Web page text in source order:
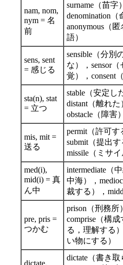
nam, nom,
nym = 名
前
surname（苗字
denomination（
anonymous（
語）
sens, sent
= 感じる
sensible（分別
な），sensor
覚），consent
sta(n), stat
= 立つ
stable（安定し
distant（離れた
obstacle（障害）
mis, mit =
送る
permit（許可す
submit（提出
missile（ミサイ
med(i),
mid(i) = 真
ん中
intermediate（
中海），
裁する），
pre, pris =
つかむ
prison（刑務所
comprise（構成
る，理解する
い物にする）
dictate,
dictate（書き